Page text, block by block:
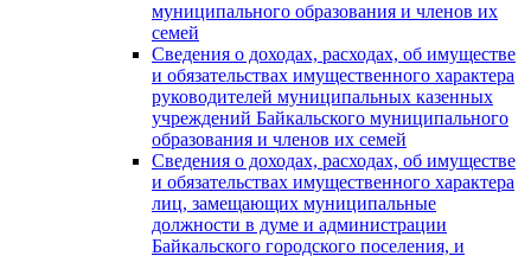
муниципального образования и членов их
семей
Сведения о доходах, расходах, об имуществе
и обязательствах имущественного характера
руководителей муниципальных казенных
учреждений Байкальского муниципального
образования и членов их семей
Сведения о доходах, расходах, об имуществе
и обязательствах имущественного характера
лиц, замещающих муниципальные
должности в думе и администрации
Байкальского городского поселения, и